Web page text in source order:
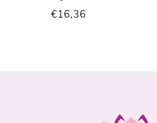
€16,36